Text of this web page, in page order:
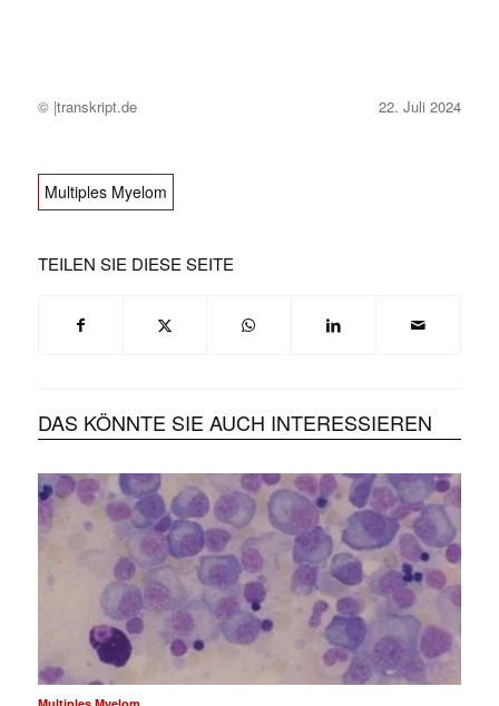
© |transkript.de 22. Juli 2024
Multiples Myelom
TEILEN SIE DIESE SEITE
DAS KÖNNTE SIE AUCH INTERESSIEREN